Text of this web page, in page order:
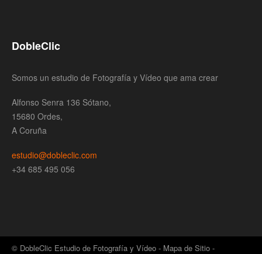
DobleClic
Somos un estudio de Fotografía y Vídeo que ama crear
Alfonso Senra 136 Sótano,
15680 Ordes,
A Coruña
estudio@dobleclic.com
+34 685 495 056
© DobleClic Estudio de Fotografía y Vídeo - Mapa de Sitio -